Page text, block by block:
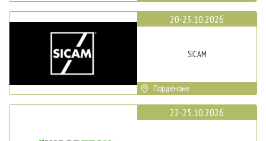
20-23.10.2026
SICAM
Порденоне
22-25.10.2026